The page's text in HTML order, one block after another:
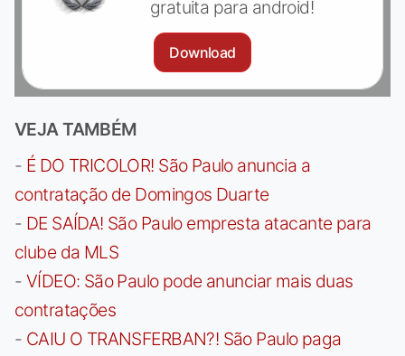
gratuita para android!
Download
VEJA TAMBÉM
- É DO TRICOLOR! São Paulo anuncia a
contratação de Domingos Duarte
- DE SAÍDA! São Paulo empresta atacante para
clube da MLS
- VÍDEO: São Paulo pode anunciar mais duas
contratações
- CAIU O TRANSFERBAN?! São Paulo paga